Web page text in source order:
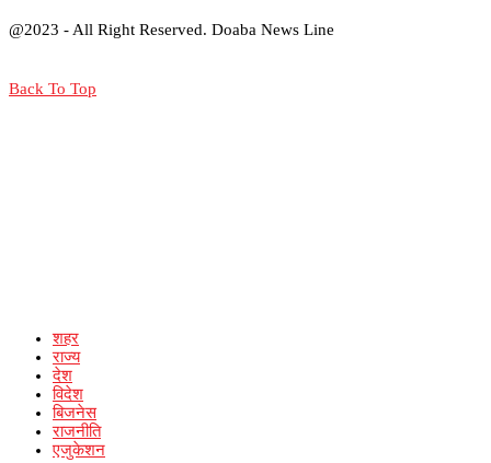
@2023 - All Right Reserved. Doaba News Line
Back To Top
शहर
राज्य
देश
विदेश
बिजनेस
राजनीति
एजुकेशन